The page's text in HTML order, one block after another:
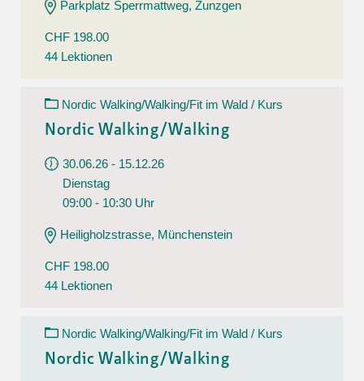
Parkplatz Sperrmattweg, Zunzgen
CHF 198.00
44 Lektionen
Nordic Walking/Walking/Fit im Wald / Kurs
Nordic Walking/Walking
30.06.26 - 15.12.26
Dienstag
09:00 - 10:30 Uhr
Heiligholzstrasse, Münchenstein
CHF 198.00
44 Lektionen
Nordic Walking/Walking/Fit im Wald / Kurs
Nordic Walking/Walking